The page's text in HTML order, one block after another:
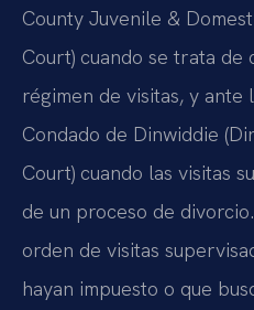
County Juvenile &
Court) cuando se trata
régimen de visitas, y
Condado de Dinwiddie
Court) cuando las visitas
de un proceso de
orden de visitas
hayan impuesto o que